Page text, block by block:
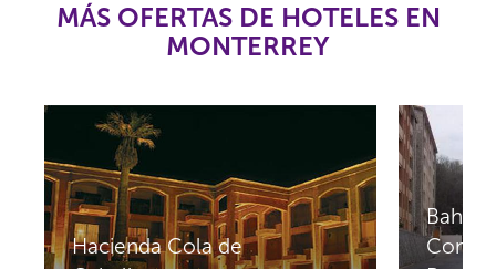
MÁS OFERTAS DE HOTELES EN
MONTERREY
Hacienda Cola de
Bahia